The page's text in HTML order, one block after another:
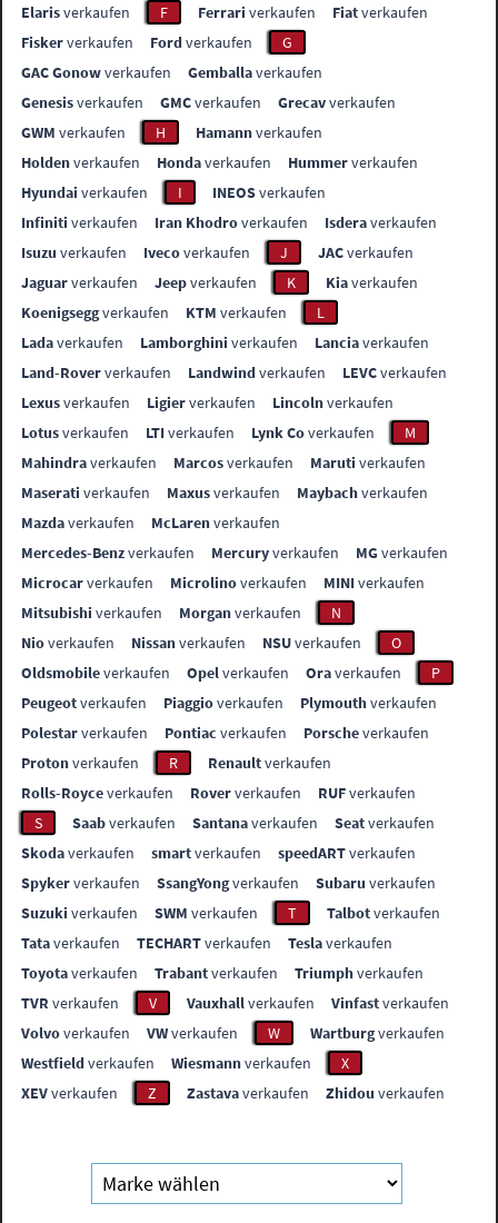
Elarisverkaufen F Ferrari verkaufen Fiatverkaufen
Fiskerverkaufen Fordverkaufen
G
GAC Gonowverkaufen Gemballaverkaufen
Genesisverkaufen GMCverkaufen Grecavverkaufen
GWM verkaufen H Hamannverkaufen
Holdenverkaufen Hondaverkaufen Hummerverkaufen
Hyundai verkaufen I INEOSverkaufen
Infiniti verkaufen Iran Khodroverkaufen Isderaverkaufen
Isuzu verkaufen Ivecoverkaufen J JACverkaufen
Jaguarverkaufen Jeepverkaufen K Kiaverkaufen
Koenigseggverkaufen KTM verkaufen
L
Ladaverkaufen Lamborghini verkaufen Lanciaverkaufen
Land-Roververkaufen Landwindverkaufen LEVCverkaufen
Lexusverkaufen Ligierverkaufen Lincolnverkaufen
Lotusverkaufen LTIverkaufen Lynk Coverkaufen
M
Mahindraverkaufen Marcosverkaufen Maruti verkaufen
Maserati verkaufen Maxusverkaufen Maybachverkaufen
Mazdaverkaufen McLarenverkaufen
Mercedes-Benzverkaufen Mercuryverkaufen MGverkaufen
Microcarverkaufen Microlinoverkaufen MINIverkaufen
Mitsubishi verkaufen Morganverkaufen
N
Nioverkaufen Nissanverkaufen NSUverkaufen
O
Oldsmobileverkaufen Opelverkaufen Oraverkaufen
P
Peugeotverkaufen Piaggioverkaufen Plymouthverkaufen
Polestarverkaufen Pontiac verkaufen Porscheverkaufen
Protonverkaufen R Renaultverkaufen
Rolls-Royceverkaufen Roververkaufen RUFverkaufen
S
Saabverkaufen Santanaverkaufen Seatverkaufen
Skodaverkaufen smartverkaufen speedARTverkaufen
Spykerverkaufen SsangYongverkaufen Subaru verkaufen
Suzuki verkaufen SWM verkaufen T Talbotverkaufen
Tataverkaufen TECHARTverkaufen Teslaverkaufen
Toyotaverkaufen Trabantverkaufen Triumphverkaufen
TVR verkaufen V Vauxhallverkaufen Vinfastverkaufen
Volvoverkaufen VWverkaufen W Wartburgverkaufen
Westfieldverkaufen Wiesmannverkaufen
X
XEVverkaufen Z Zastavaverkaufen Zhidou verkaufen